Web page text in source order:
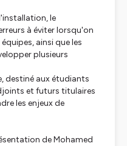
le
à éviter lorsqu'on
ainsi que les
plusieurs
destiné aux étudiants
et futurs titulaires
les enjeux de
de Mohamed